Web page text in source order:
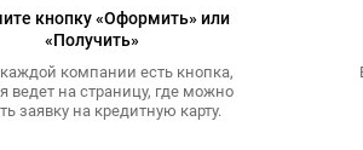
кнопку «Оформить» или
«Получить»
компании есть кнопка,
ведет на страницу, где можно
заявку на кредитную карту.